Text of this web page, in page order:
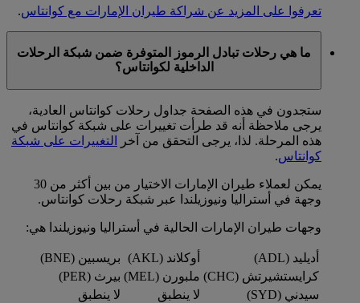
تعرفوا على المزيد عن شراكة طيران الإمارات مع كوانتاس.
ما هي رحلات تبادل الرموز المتوفرة ضمن شبكة الرحلات
الداخلية لكوانتاس؟
ستجدون في هذه الصفحة جداول رحلات كوانتاس العادية،
يرجى ملاحظة أنه قد طرأت تغييرات على شبكة كوانتاس في
هذه المرحلة. لذا، يرجى التحقق من آخر
التغييرات على شبكة
كوانتاس.
يمكن لعملاء طيران الإمارات الاختيار من بين أكثر من 30
وجهة في أستراليا ونيوزيلندا عبر شبكة رحلات كوانتاس.
وجهات طيران الإمارات الحالية في أستراليا ونيوزيلندا هي:
أديليد (ADL) أوكلاند (AKL)
بريسبين (BNE)
كرايستشيرتش (CHC)
ملبورن (MEL)
بيرث (PER)
سيدني (SYD)
لا ينطبق لا ينطبق